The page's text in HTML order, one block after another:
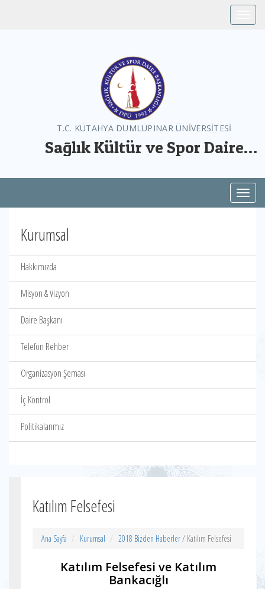
T.C. KÜTAHYA DUMLUPINAR ÜNİVERSİTESİ
Sağlık Kültür ve Spor Daire
Kurumsal
Hakkımızda
Misyon & Vizyon
Daire Başkanı
Telefon Rehber
Organizasyon Şeması
İç Kontrol
Politikalarımız
Katılım Felsefesi
Ana Sayfa Kurumsal 2018 Bizden Haberler/ Katılım Felsefesi
Katılım Felsefesi ve Katılım
Bankacığlı